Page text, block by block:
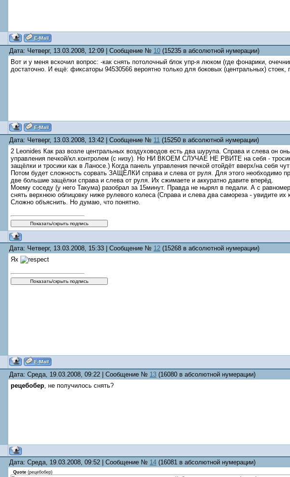
Дата: Четверг, 13.03.2008, 12:09 | Сообщение № 10 (15235 в абсолютной нумерации)
Вот и у меня вскочил вопрос: -как снять потолочный блок упр-я люком (где фонарики,
достаточно. И ещё: фиксаторы 94530566 вероятно только для боковых (центральных) стоек,
Дата: Четверг, 13.03.2008, 13:42 | Сообщение № 11 (15250 в абсолютной нумерации)
2 Leonides Как раз возле центральных воздуховодов есть два шурупа. Справа и слева он
управления печкой/кл.контролем (с низу). Но НИ ВКОЕМ СЛУЧАЕ НЕ РВИТЕ на себя -
защёлки и тросики как в Ланосе.) Когда панель управления печкой отойдёт вверх/на себя
Потом будет сложность сорвать ЗАЩЁЛКИ справа и слева от руля. Для этого необходимо
две большие защёлки справа и слева от руля. Их сжимаете и аккуратно давите вперёд.
Моему соседу (у него Такума) разобрал за 15минут. Правда не нырял в педали. А с
снять верхнюю облицовку ниже рулевого колеса (Справа и слева два самореза - увидите их
Сложно объяснить. Но думаю, что понятно.
Дата: Четверг, 13.03.2008, 15:33 | Сообщение № 12 (15268 в абсолютной нумерации)
Ях
Дата: Среда, 19.03.2008, 09:22 | Сообщение № 13 (16080 в абсолютной нумерации)
рецебобер, не получилось снять?
Дата: Среда, 19.03.2008, 09:52 | Сообщение № 14 (16081 в абсолютной нумерации)
Quote (рецебобер)